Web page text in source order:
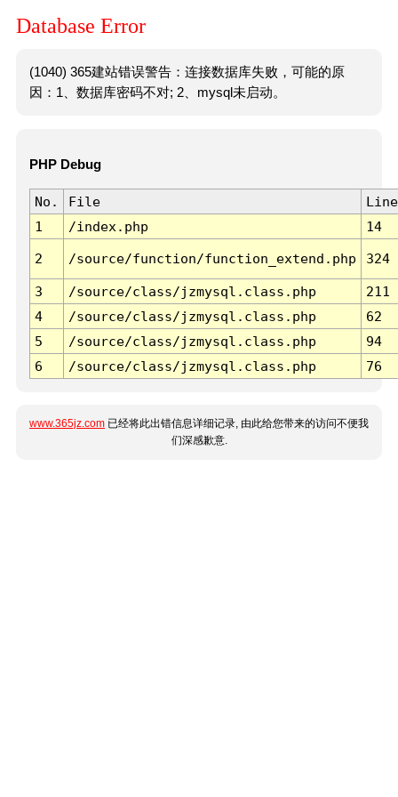
Database Error
(1040) 365建站错误警告：连接数据库失败，可能的原
因：1、数据库密码不对; 2、mysql未启动。
PHP Debug
No. File
Line
1
/index.php 14
2 /source/function/function_extend.php 324
3 /source/class/jzmysql.class.php
211
4
/source/class/jzmysql.class.php
62
5
/source/class/jzmysql.class.php
94
6
/source/class/jzmysql.class.php 76
www.365jz.com 已经将此出错信息详细记录, 由此给您带来的访问不便我
们深感歉意.